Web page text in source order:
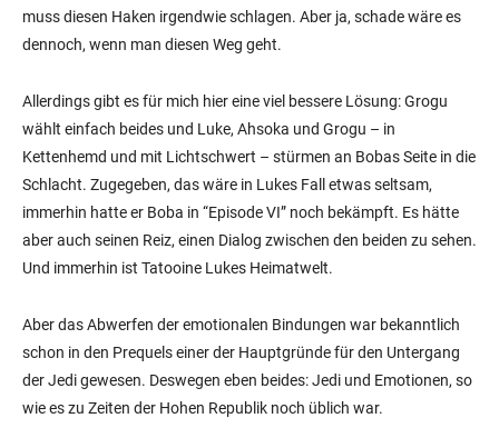
muss diesen Haken irgendwie schlagen. Aber ja, schade wäre es
dennoch, wenn man diesen Weg geht.
Allerdings gibt es für mich hier eine viel bessere Lösung: Grogu
wählt einfach beides und Luke, Ahsoka und Grogu – in
Kettenhemd und mit Lichtschwert – stürmen an Bobas Seite in die
Schlacht. Zugegeben, das wäre in Lukes Fall etwas seltsam,
immerhin hatte er Boba in “Episode VI” noch bekämpft. Es hätte
aber auch seinen Reiz, einen Dialog zwischen den beiden zu sehen.
Und immerhin ist Tatooine Lukes Heimatwelt.
Aber das Abwerfen der emotionalen Bindungen war bekanntlich
schon in den Prequels einer der Hauptgründe für den Untergang
der Jedi gewesen. Deswegen eben beides: Jedi und Emotionen, so
wie es zu Zeiten der Hohen Republik noch üblich war.